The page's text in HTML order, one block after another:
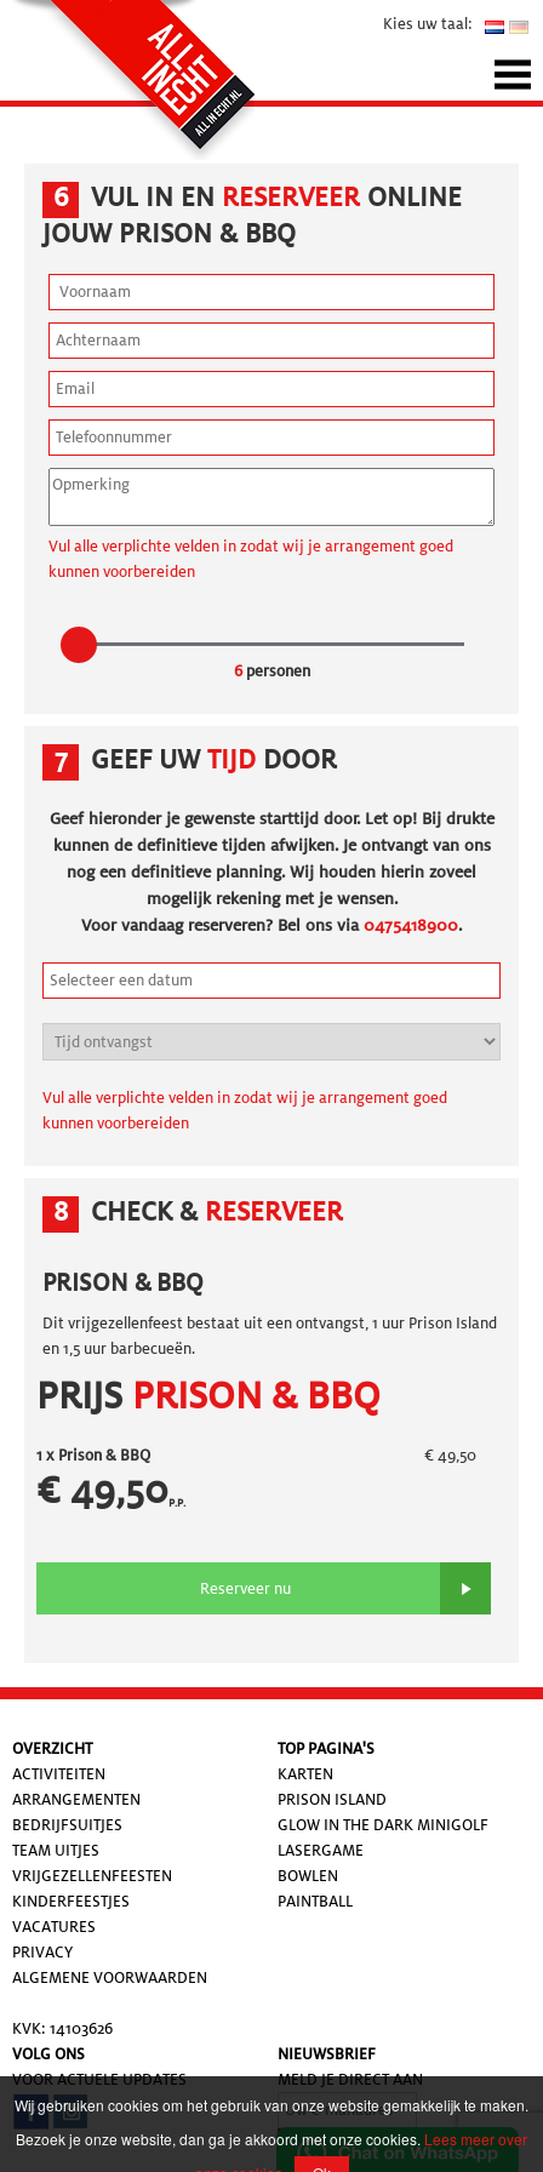
Kies uw taal:
6 VUL IN EN RESERVEERONLINE
JOUW PRISON & BBQ
Vul alle verplichte velden in zodat wij je arrangement goed
kunnen voorbereiden
6personen
7 GEEF UWTIJD DOOR
Geef hieronder je gewenste starttijd door. Let op! Bij drukte
kunnen de definitieve tijden afwijken. Je ontvangt van ons
nog een definitieve planning. Wij houden hierin zoveel
mogelijk rekening met je wensen.
Voor vandaag reserveren? Bel ons via0475418900.
Vul alle verplichte velden in zodat wij je arrangement goed
kunnen voorbereiden
8 CHECK & RESERVEER
PRISON & BBQ
Dit vrijgezellenfeest bestaat uit een ontvangst, 1 uur Prison Island
en 1,5 uur barbecueën.
PRIJS PRISON & BBQ
1 x Prison & BBQ € 49,50
€ 49,50P.P.
Reserveer nu
OVERZICHT
ACTIVITEITEN
ARRANGEMENTEN
BEDRIJFSUITJES
TEAM UITJES
VRIJGEZELLENFEESTEN
KINDERFEESTJES
VACATURES
PRIVACY
ALGEMENE VOORWAARDEN
KVK: 14103626
TOP PAGINA'S
KARTEN
PRISON ISLAND
GLOW IN THE DARK MINIGOLF
LASERGAME
BOWLEN
PAINTBALL
VOLG ONS
VOOR ACTUELE UPDATES
NIEUWSBRIEF
MELD JE DIRECT AAN
Wij gebruiken cookies om het gebruik van onze website gemakkelijk te maken.
Bezoek je onze website, dan ga je akkoord met onze cookies. Lees meer over